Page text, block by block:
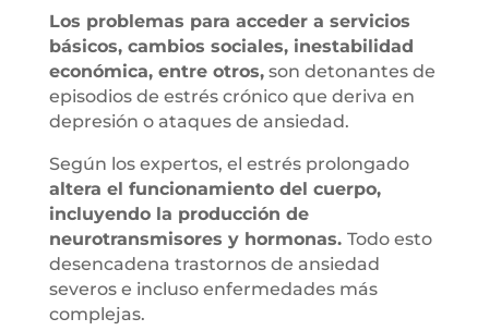
Los problemas para acceder a servicios
básicos, cambios sociales, inestabilidad
económica, entre otros,son detonantes de
episodios de estrés crónico que deriva en
depresión o ataques de ansiedad.
Según los expertos, el estrés prolongado
altera el funcionamiento del cuerpo,
incluyendo la producción de
neurotransmisores y hormonas. Todo esto
desencadena trastornos de ansiedad
severos e incluso enfermedades más
complejas.